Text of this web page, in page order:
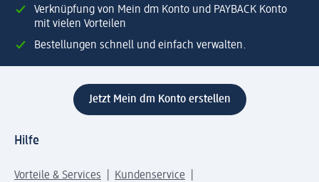
Verknüpfung von Mein dm Konto und PAYBACK Konto
mit vielen Vorteilen
Bestellungen schnell und einfach verwalten.
Jetzt Mein dm Konto erstellen
Hilfe
Vorteile & Services
Kundenservice